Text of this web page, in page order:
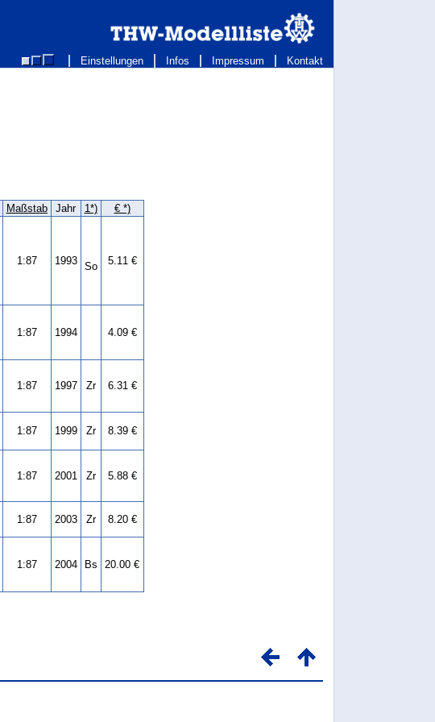
Einstellungen Infos Impressum
Kontakt
Maßstab Jahr 1*) € *)
1:87 1993 So 5.11 €
1:87 1994 4.09 €
1:87 1997 Zr 6.31 €
1:87 1999 Zr 8.39 €
1:87 2001 Zr 5.88 €
1:87 2003 Zr 8.20 €
1:87 2004 Bs 20.00 €